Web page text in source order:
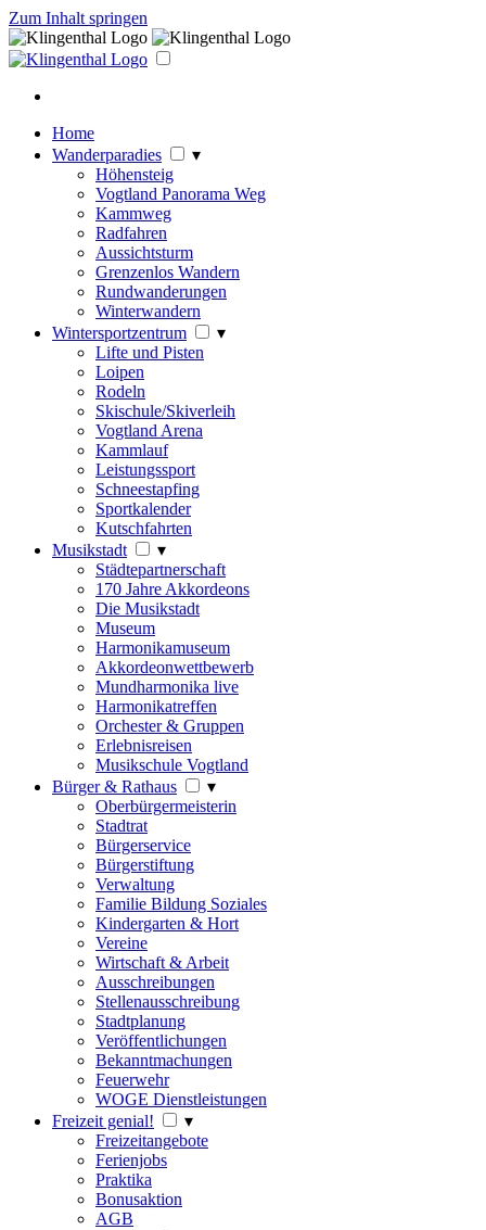
Zum Inhalt springen
Home
Wanderparadies
▾
Höhensteig
Vogtland Panorama Weg
Kammweg
Radfahren
Aussichtsturm
Grenzenlos Wandern
Rundwanderungen
Winterwandern
Wintersportzentrum
▾
Lifte und Pisten
Loipen
Rodeln
Skischule/Skiverleih
Vogtland Arena
Kammlauf
Leistungssport
Schneestapfing
Sportkalender
Kutschfahrten
Musikstadt
▾
Städtepartnerschaft
170 Jahre Akkordeons
Die Musikstadt
Museum
Harmonikamuseum
Akkordeonwettbewerb
Mundharmonika live
Harmonikatreffen
Orchester & Gruppen
Erlebnisreisen
Musikschule Vogtland
Bürger & Rathaus
▾
Oberbürgermeisterin
Stadtrat
Bürgerservice
Bürgerstiftung
Verwaltung
Familie Bildung Soziales
Kindergarten & Hort
Vereine
Wirtschaft & Arbeit
Ausschreibungen
Stellenausschreibung
Stadtplanung
Veröffentlichungen
Bekanntmachungen
Feuerwehr
WOGE Dienstleistungen
Freizeit genial!
▾
Freizeitangebote
Ferienjobs
Praktika
Bonusaktion
AGB